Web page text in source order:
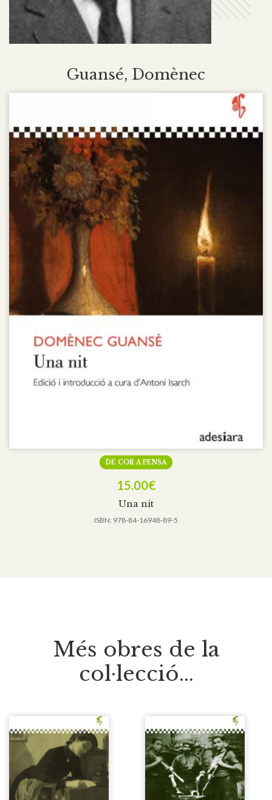
Guansé, Domènec
Una nit
DE COR A PENSA
15.00€
ISBN: 978-84-16948-89-5
Més obres de la
col·lecció...